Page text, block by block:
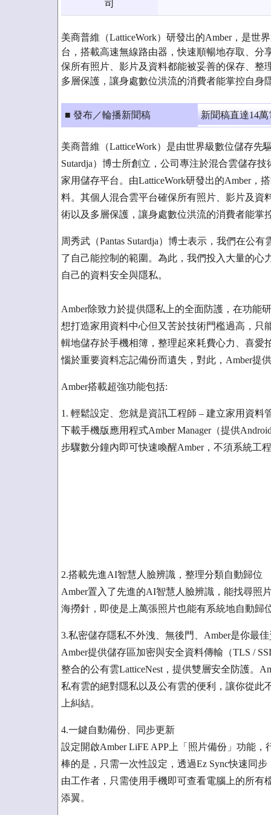
司
美商普維（LatticeWork）研發出的Amber，是世
台，搭載高速無線路由器，快速順暢地存取、分
保所有照片、影片及資料都能被妥善的保存、整
多層保護，讓身處數位洪流的消費者能掌控自身
■ 發布／輪播新聞稿 新聞稿直達14
美商普維（LatticeWork）是由世界級數位儲存先
Sutardja）博士所創立，公司專注於混合雲儲存
家用儲存平台。由LatticeWork研發出的Amber，
料。其個人混合雲平台確保所有照片、影片及資
術以及多層保護，讓身處數位洪流的消費者能掌
周秀武（Pantas Sutardja）博士表示，我們在公
了自己能控制的範圍。為此，我們投入大量的心
自己的資料安全與隱私。
Amber除致力於提供隱私上的全面防護，在功能
想打造家用資料中心但又苦於技術門檻過高，只
輯地儲存於手機相簿，整理起來耗費心力、喜愛
惱於重要資料忘記備份而遺失，對此，Amber提
Amber搭載超強功能包括:
1. 輕鬆設定、您就是資訊工程師 – 建立家用資料
下載手機版應用程式Amber Manager（提供
步驟數分鐘內即可快速喚醒Amber，不須系統工
2.搭載先進AI智慧人臉辨識，整理分類自動歸位
Amber置入了先進的AI智慧人臉辨識，能找尋照
海撈針，即使是上萬張照片也能有系統地自動歸
3.私密儲存隱私不外洩、無後門、Amber是你最
Amber提供儲存區加密與安全資料傳輸（TLS /
整合的公有雲LatticeNest，提供雙層安全防護。
私有雲的絕對隱私以及公有雲的便利，讓你從此
上糾結。
4.一鍵自動備份、同步更新
設定開啟Amber LiFE APP上「照片備份」功能
棒的是，只需一次性設定，透過Ez Sync快速同
由工作者，只需使用手機即可查看電腦上的所有
添翼。